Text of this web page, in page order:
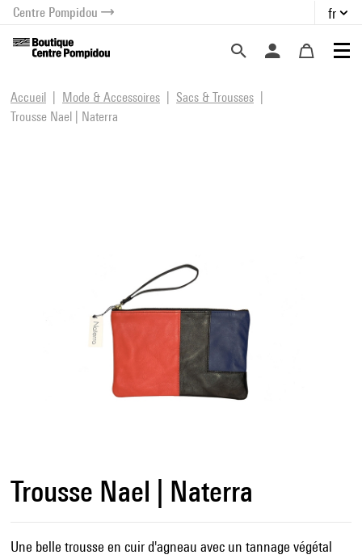
menu
contenu
Centre Pompidou fr
Accueil Mode & Accessoires
Sacs & Trousses
Trousse Nael | Naterra
Trousse Nael | Naterra
Une belle trousse en cuir d'agneau avec un tannage végétal